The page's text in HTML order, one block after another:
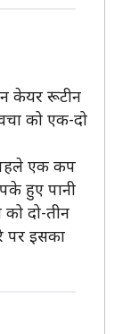
केयर रूटीन
को एक-दो
एक कप
हुए पानी
दो-तीन
पर इसका